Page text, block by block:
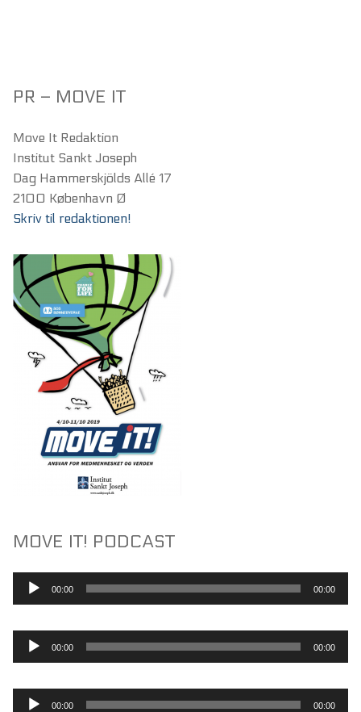
PR – MOVE IT
Move It Redaktion
Institut Sankt Joseph
Dag Hammerskjölds Allé 17
2100 København Ø
Skriv til redaktionen!
MOVE IT! PODCAST
Lydafspiller
00:00 00:00
Lydafspiller
00:00 00:00
Lydafspiller
00:00 00:00